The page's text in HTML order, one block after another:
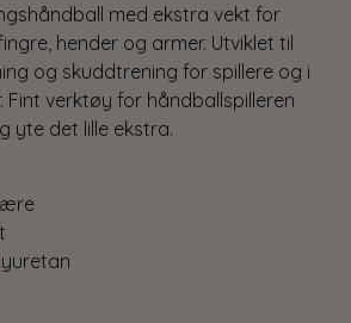
med ekstra vekt for
hender og armer. Utviklet til
og skuddtrening for spillere og i
Fint verktøy for håndballspilleren
yte det lille ekstra.